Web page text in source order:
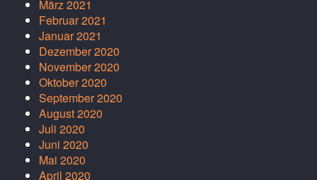
März 2021
Februar 2021
Januar 2021
Dezember 2020
November 2020
Oktober 2020
September 2020
August 2020
Juli 2020
Juni 2020
Mai 2020
April 2020